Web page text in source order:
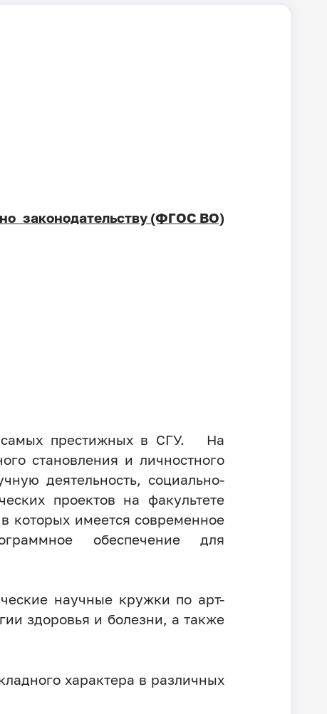
законодательству (ФГОС ВО)
самых престижных в СГУ. На
становления и личностного
деятельность, социально-
проектов на факультете
которых имеется современное
обеспечение для
научные кружки по арт-
здоровья и болезни, а также
характера в различных